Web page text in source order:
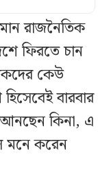
রাজনৈতিক
ফিরতে চান
কেউ
বারবার
আনছেন কিনা, এ
মনে করেন